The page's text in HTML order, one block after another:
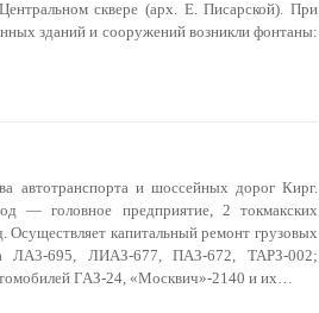
сквере (арх. Е. Писарской). При
зданий и сооружений возникли фонтаны:
автотранспорта и шоссейных дорог Кирг.
— головное предприятие, 2 токмакских
Осуществляет капитальный ремонт грузовых
ЛA3-695, ЛИАЗ-677, ПАЗ-672, ТАРЗ-002;
ГАЗ-24, «Москвич»-2140 и их…